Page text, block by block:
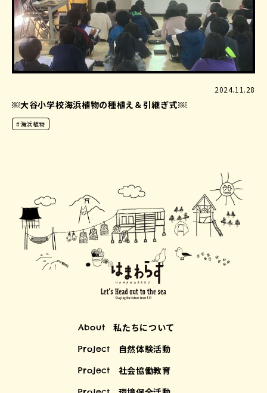
2024.11.28
￼大谷小学校海浜植物の種植え＆引継ぎ式￼
#海浜植物
About 私たちについて
Project 自然体験活動
Project 社会協働教育